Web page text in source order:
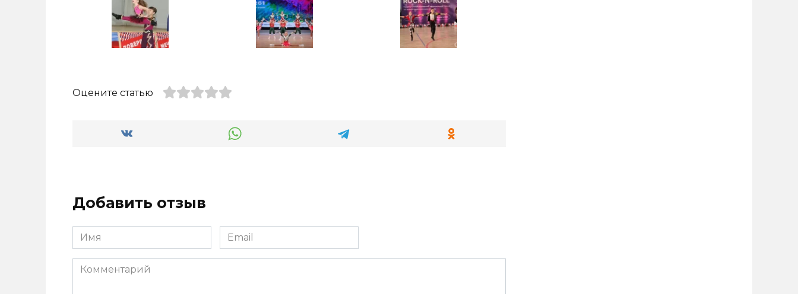
Оцените статью
Добавить отзыв
Имя
*
Email
*
Комментарий